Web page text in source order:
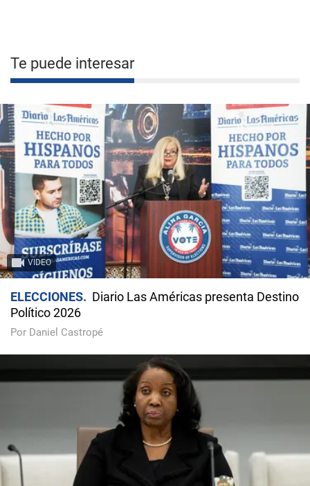
Te puede interesar
VIDEO
ELECCIONES
Diario Las Américas presenta Destino
Político 2026
Por Daniel Castropé